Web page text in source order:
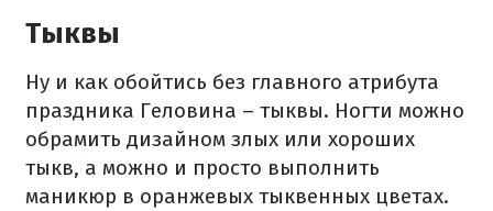
Тыквы
Ну и как обойтись без главного атрибута
праздника Геловина – тыквы. Ногти можно
обрамить дизайном злых или хороших
тыкв, а можно и просто выполнить
маникюр в оранжевых тыквенных цветах.